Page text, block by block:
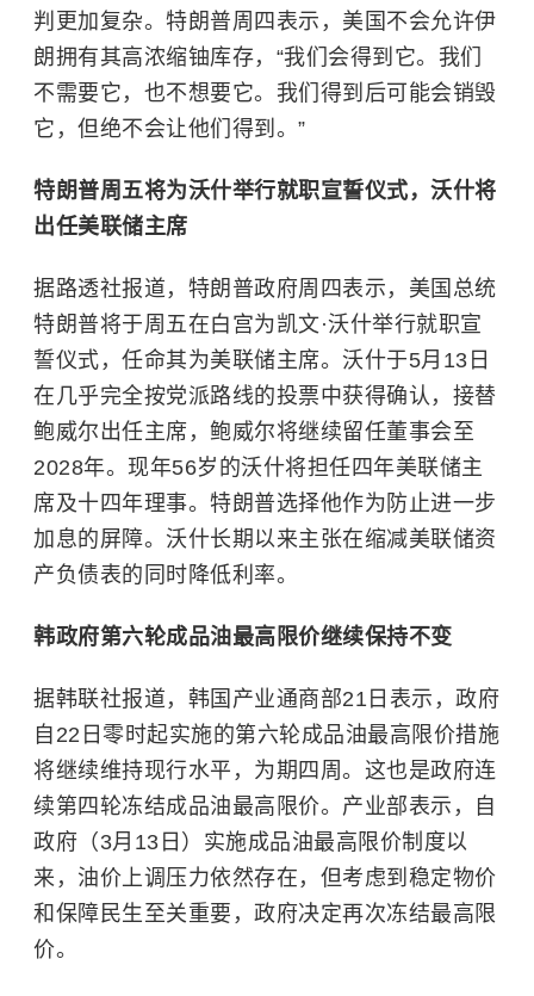
判更加复杂。特朗普周四表示，美国不会允许伊
朗拥有其高浓缩铀库存，“我们会得到它。我们
不需要它，也不想要它。我们得到后可能会销毁
它，但绝不会让他们得到。”
特朗普周五将为沃什举行就职宣誓仪式，沃什将
出任美联储主席
据路透社报道，特朗普政府周四表示，美国总统
特朗普将于周五在白宫为凯文·沃什举行就职宣
誓仪式，任命其为美联储主席。沃什于5月13日
在几乎完全按党派路线的投票中获得确认，接替
鲍威尔出任主席，鲍威尔将继续留任董事会至
2028年。现年56岁的沃什将担任四年美联储主
席及十四年理事。特朗普选择他作为防止进一步
加息的屏障。沃什长期以来主张在缩减美联储资
产负债表的同时降低利率。
韩政府第六轮成品油最高限价继续保持不变
据韩联社报道，韩国产业通商部21日表示，政府
自22日零时起实施的第六轮成品油最高限价措施
将继续维持现行水平，为期四周。这也是政府连
续第四轮冻结成品油最高限价。产业部表示，自
政府（3月13日）实施成品油最高限价制度以
来，油价上调压力依然存在，但考虑到稳定物价
和保障民生至关重要，政府决定再次冻结最高限
价。